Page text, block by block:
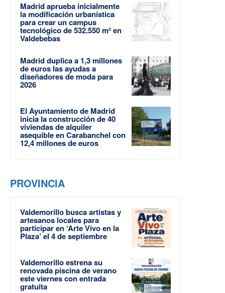
Madrid aprueba inicialmente
la modificación urbanística
para crear un campus
tecnológico de 532.550 m² en
Valdebebas
Madrid duplica a 1,3 millones
de euros las ayudas a
diseñadores de moda para
2026
El Ayuntamiento de Madrid
inicia la construcción de 40
viviendas de alquiler
asequible en Carabanchel con
12,4 millones de euros
PROVINCIA
Valdemorillo busca artistas y
artesanos locales para
participar en ‘Arte Vivo en la
Plaza’ el 4 de septiembre
Valdemorillo estrena su
renovada piscina de verano
este viernes con entrada
gratuita